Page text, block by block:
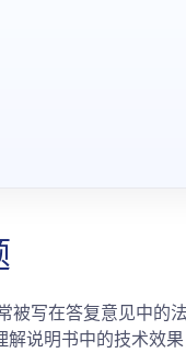
被写在答复意见中的
说明书中的技术效